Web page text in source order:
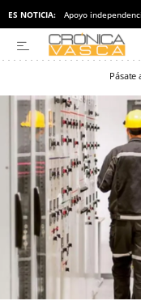
ES NOTICIA: Apoyo
Pásate